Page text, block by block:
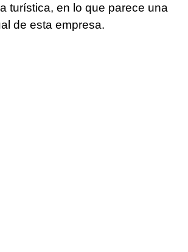
turística, en lo que parece una
de esta empresa.